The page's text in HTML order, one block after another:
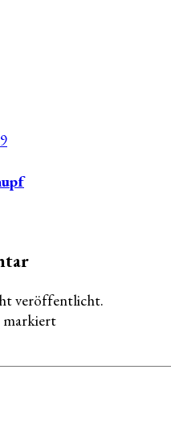
veröffentlicht.
markiert